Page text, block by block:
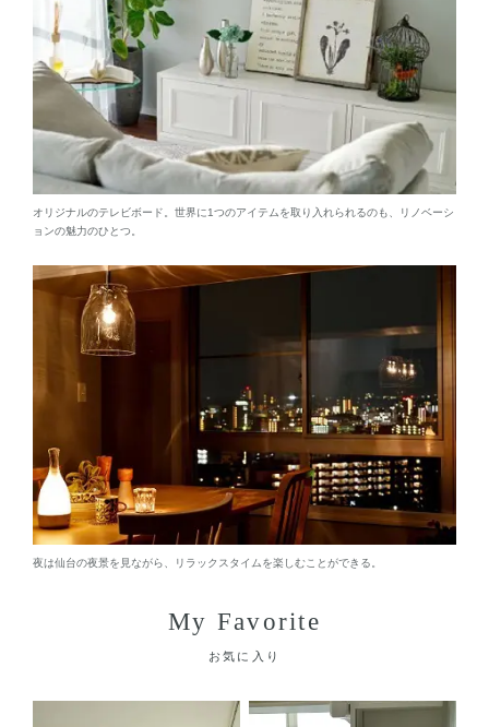
オリジナルのテレビボード。世界に1つのアイテムを取り入れられるのも、リノベーシ
ョンの魅力のひとつ。
夜は仙台の夜景を見ながら、リラックスタイムを楽しむことができる。
My Favorite
お気に入り